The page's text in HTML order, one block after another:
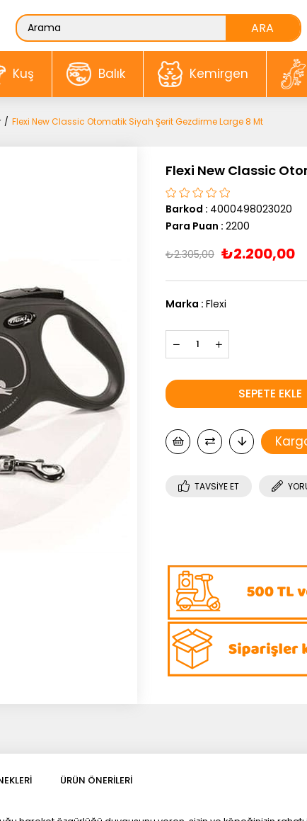
Kuş Balık Kemirgen
Flexi New Classic Otomatik Siyah Şerit Gezdirme Large 8 Mt
Flexi New Classic
Barkod : 4000498023020
Para Puan : 2200
₺2.305,00 ₺2.200,00
Marka : Flexi
TAVSIYE ET
ÜRÜN ÖNERILERI